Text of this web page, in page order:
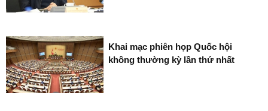
Khai mạc phiên họp Quốc hội
không thường kỳ lần thứ nhất